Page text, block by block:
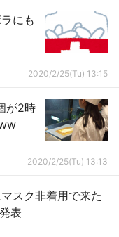
にも
2020/2/25(Tu) 13:15
が2時
2020/2/25(Tu) 13:13
スク非着用で来た
表